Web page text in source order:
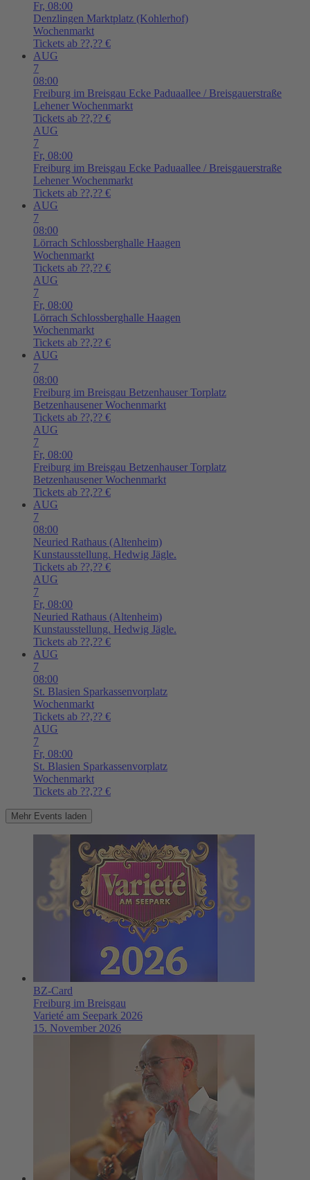
Fr, 08:00
Denzlingen Marktplatz (Kohlerhof)
Wochenmarkt
Tickets ab ??,?? €
AUG
7
08:00
Freiburg im Breisgau Ecke Paduaallee / Breisgauerstraße
Lehener Wochenmarkt
Tickets ab ??,?? €
AUG
7
Fr, 08:00
Freiburg im Breisgau Ecke Paduaallee / Breisgauerstraße
Lehener Wochenmarkt
Tickets ab ??,?? €
AUG
7
08:00
Lörrach Schlossberghalle Haagen
Wochenmarkt
Tickets ab ??,?? €
AUG
7
Fr, 08:00
Lörrach Schlossberghalle Haagen
Wochenmarkt
Tickets ab ??,?? €
AUG
7
08:00
Freiburg im Breisgau Betzenhauser Torplatz
Betzenhausener Wochenmarkt
Tickets ab ??,?? €
AUG
7
Fr, 08:00
Freiburg im Breisgau Betzenhauser Torplatz
Betzenhausener Wochenmarkt
Tickets ab ??,?? €
AUG
7
08:00
Neuried Rathaus (Altenheim)
Kunstausstellung. Hedwig Jägle.
Tickets ab ??,?? €
AUG
7
Fr, 08:00
Neuried Rathaus (Altenheim)
Kunstausstellung. Hedwig Jägle.
Tickets ab ??,?? €
AUG
7
08:00
St. Blasien Sparkassenvorplatz
Wochenmarkt
Tickets ab ??,?? €
AUG
7
Fr, 08:00
St. Blasien Sparkassenvorplatz
Wochenmarkt
Tickets ab ??,?? €
Mehr Events laden
BZ-Card
Freiburg im Breisgau
Varieté am Seepark 2026
15. November 2026